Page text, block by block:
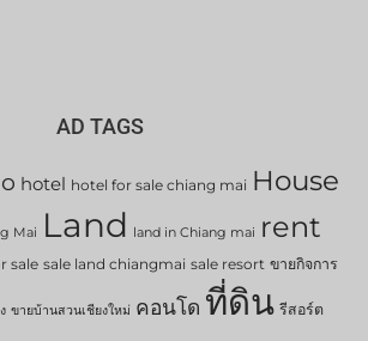
AD TAGS
hotel hotel for sale chiang mai House
Mai Land land in Chiang mai rent
sale sale land chiangmai sale resort ขายกิจการ
ขายบ้านสวนเชียงใหม่ คอนโด ที่ดิน รีสอร์ต